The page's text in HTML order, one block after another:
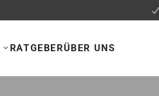
RATGEBERÜBER UNS